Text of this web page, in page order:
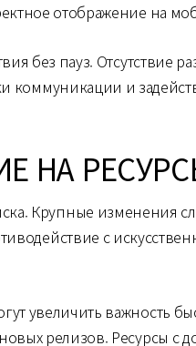
отображение на
без пауз. Отсутствие
коммуникации и
НА
Крупные изменения
с
увеличить важность
релизов. Ресурсы с